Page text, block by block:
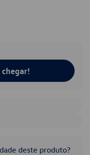
deste produto?